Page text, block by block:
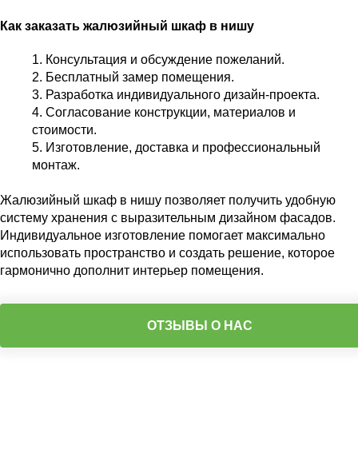
Как заказать жалюзийный шкаф в нишу
Консультация и обсуждение пожеланий.
Бесплатный замер помещения.
Разработка индивидуального дизайн-проекта.
Согласование конструкции, материалов и
стоимости.
Изготовление, доставка и профессиональный
монтаж.
Жалюзийный шкаф в нишу позволяет получить удобную
систему хранения с выразительным дизайном фасадов.
Индивидуальное изготовление помогает максимально
использовать пространство и создать решение, которое
гармонично дополнит интерьер помещения.
ОТЗЫВЫ О НАС